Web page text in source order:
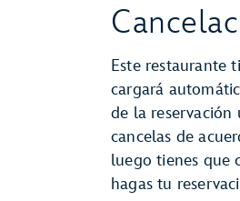
Este restaurante
cargará
de la reservación
cancelas de
luego tienes que
hagas tu